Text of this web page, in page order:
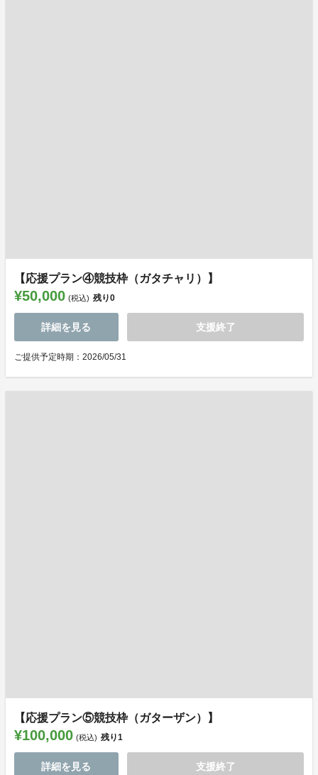
【応援プラン④競技枠（ガタチャリ）】
¥50,000 (税込) 残り0
詳細を見る 支援終了
ご提供予定時期：2026/05/31
【応援プラン⑤競技枠（ガターザン）】
¥100,000 (税込) 残り1
詳細を見る 支援終了